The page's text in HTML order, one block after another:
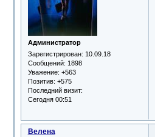
Администратор
Зарегистрирован: 10.09.18
Сообщений: 1898
Уважение: +563
Позитив: +575
Последний визит:
Сегодня 00:51
Велена